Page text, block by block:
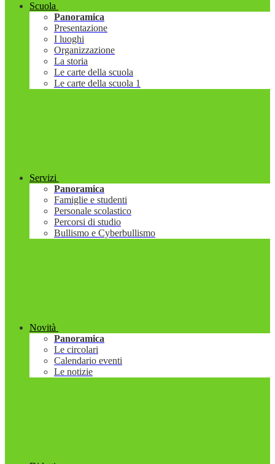
Scuola
Panoramica
Presentazione
I luoghi
Organizzazione
La storia
Le carte della scuola
Le carte della scuola 1
Servizi
Panoramica
Famiglie e studenti
Personale scolastico
Percorsi di studio
Bullismo e Cyberbullismo
Novità
Panoramica
Le circolari
Calendario eventi
Le notizie